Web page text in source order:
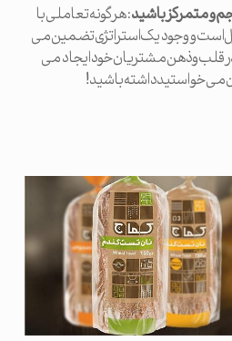
و متمرکز باشید: هر گونه تعاملی با
است و وجود یک استراتژی تضمین می
در قلب و ذهن مشتریان خود ایجاد می
می خواستید داشته باشید!